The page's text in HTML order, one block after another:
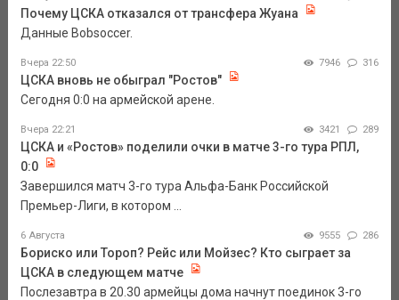
Почему ЦСКА отказался от трансфера Жуана
Данные Bobsoccer.
Вчера 22:50 7946 316
ЦСКА вновь не обыграл "Ростов"
Сегодня 0:0 на армейской арене.
Вчера 22:21 3421 289
ЦСКА и «Ростов» поделили очки в матче 3-го тура РПЛ,
0:0
Завершился матч 3-го тура Альфа-Банк Российской
Премьер-Лиги, в котором ...
6 Августа 9555 286
Бориско или Тороп? Рейс или Мойзес? Кто сыграет за
ЦСКА в следующем матче
Послезавтра в 20.30 армейцы дома начнут поединок 3-го